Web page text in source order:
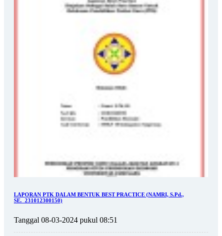
LAPORAN PTK DALAM BENTUK BEST PRACTICE (NAMRI, S.Pd.,
SE._231012300150)
Tanggal 08-03-2024 pukul 08:51